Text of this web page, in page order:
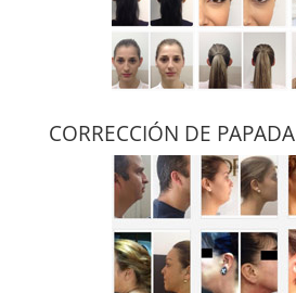
CORRECCIÓN DE PAPADA